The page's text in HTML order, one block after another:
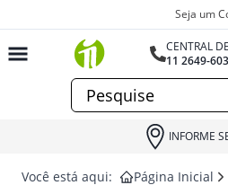
Seja um
CENTRAL
11 2649-
INFORME
Você está aqui: Página Inicial